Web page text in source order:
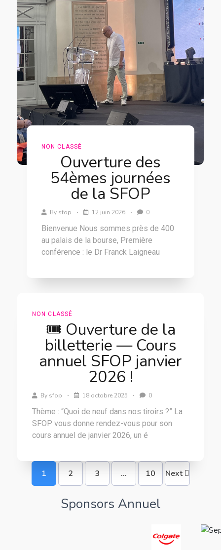
NON CLASSÉ
Ouverture des
54èmes journées
de la SFOP
By sfop 12 juin 2026 0
Bienvenue Nous sommes près de 400
au palais de la bourse, Première
conférence : le Dr Franck Laigneau
NON CLASSÉ
🎟️ Ouverture de la
billetterie — Cours
annuel SFOP janvier
2026 !
By sfop 18 octobre 2025 0
Thème : “Quoi de neuf dans nos tiroirs ?” La
SFOP vous donne rendez-vous pour son
cours annuel de janvier 2026, un é
1 2 3 … 10 Next
Sponsors Annuel